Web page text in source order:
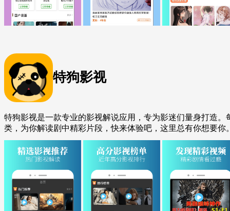
特狗影视
特狗影视是一款专业的影视解说应用，专为影迷们量身打造
类，为你解读剧中精彩片段，快来体验吧，这里总有你想要你